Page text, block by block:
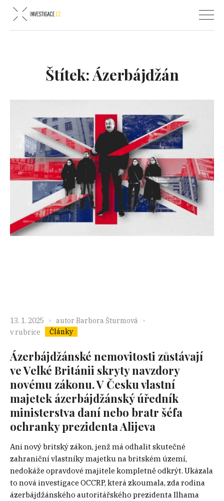
Štítek:Ázerbájdžán
13. 1. 2025 autor Barbora Šturmová
v rubrice
Články
Ázerbájdžánské nemovitosti zůstávají
ve Velké Británii skryty navzdory
novému zákonu. V Česku vlastní
majetek ázerbájdžánský úředník
ministerstva daní nebo bratr šéfa
ochranky prezidenta Alijeva
Ani nový britský zákon, jenž má odhalit skutečné
zahraniční vlastníky majetku na britském území,
nedokáže opravdové majitele kompletně odkrýt. Ukázala
to nová investigace OCCRP, která zkoumala, zda rodina
ázerbájdžánského autoritářského prezidenta Ilhama